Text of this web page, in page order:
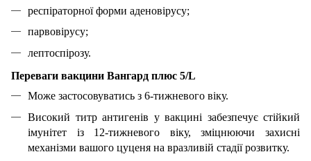
респіраторної форми аденовірусу;
парвовірусу;
лептоспірозу.
Переваги вакцини Вангард плюс 5/L
Може застосовуватись з 6-тижневого віку.
Високий титр антигенів у вакцині забезпечує стійкий
імунітет із 12-тижневого віку, зміцнюючи захисні
механізми вашого цуценя на вразливій стадії розвитку.